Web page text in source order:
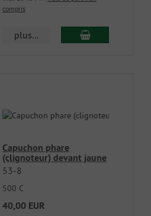
compris
plus...
Capuchon phare
(clignoteur) devant jaune
53-8
500 C
40,00 EUR